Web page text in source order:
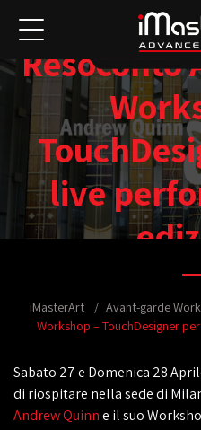
Resoconto
live
iMasterArt Avant-garde
Workshop – TouchDesigner
Sabato 27 e Domenica 28
di riospitare nella sede di
Andrew Quinne il suo